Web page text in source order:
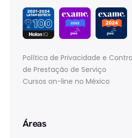
Política de Privacidade e
de Prestação de Serviço
Cursos on-line no México
Áreas